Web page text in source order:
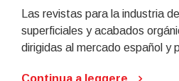
Las revistas para la industria
superficiales y acabados
dirigidas al mercado español y
Continua a leggere